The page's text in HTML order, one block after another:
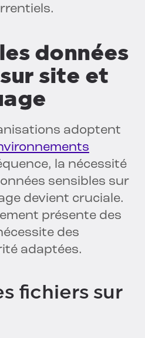
données
site et
adoptent
la nécessité
sensibles sur
devient cruciale.
présente des
des
adaptées.
fichiers sur